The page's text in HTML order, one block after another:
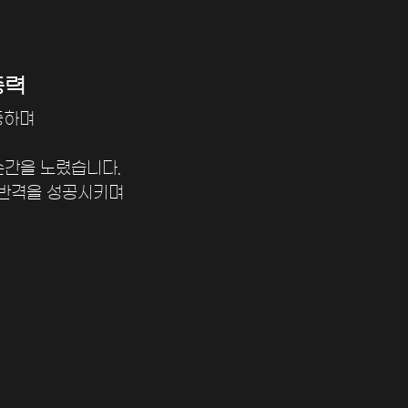
며
을 노렸습니다.
격을 성공시키며